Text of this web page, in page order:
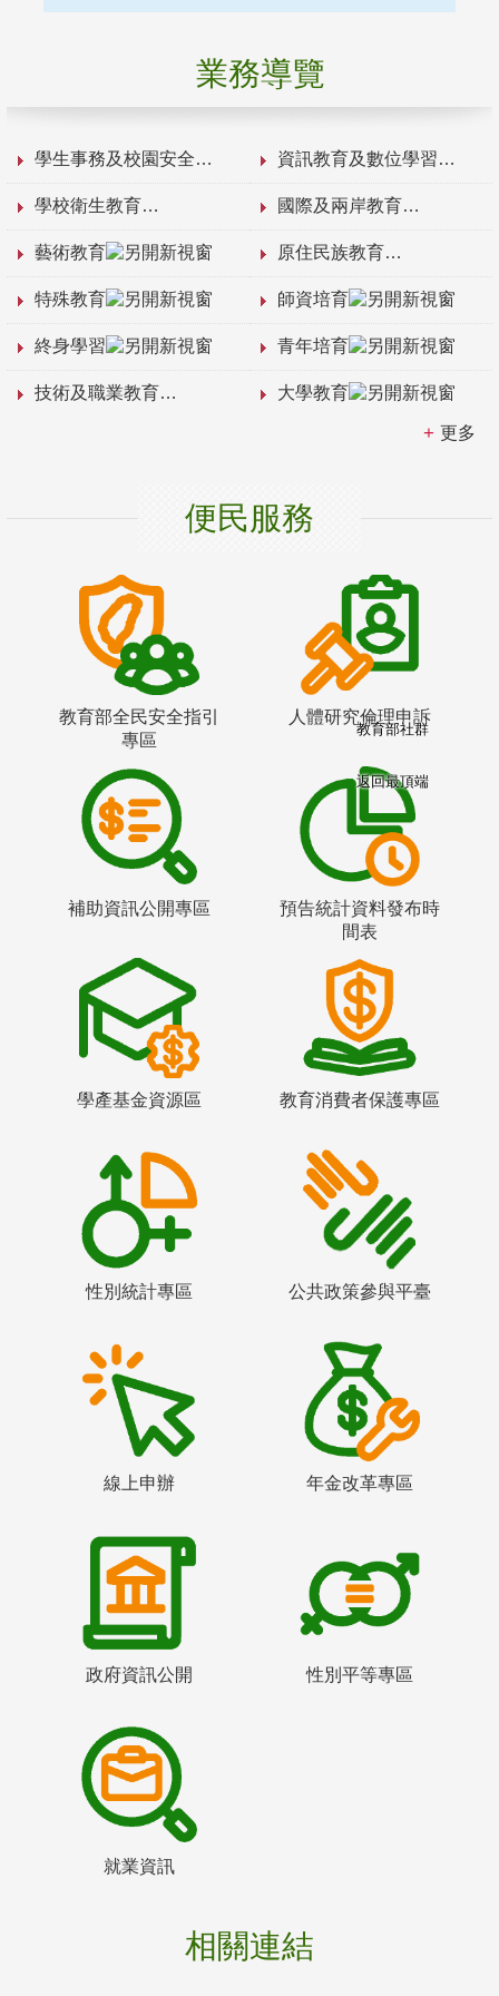
業務導覽
學生事務及校園安全 資訊教育及數位學習
學校衛生教育 國際及兩岸教育
藝術教育 原住民族教育
特殊教育 師資培育
終身學習 青年培育
技術及職業教育 大學教育
更多
便民服務
教育部全民安全指引
專區
人體研究倫理申訴
補助資訊公開專區
預告統計資料發布時
間表
學產基金資源區 教育消費者保護專區
性別統計專區 公共政策參與平臺
線上申辦 年金改革專區
政府資訊公開 性別平等專區
就業資訊
相關連結
教育部社群
返回最頂端